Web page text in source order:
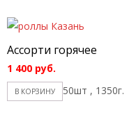
Ассорти горячее
1 400 руб.
В КОРЗИНУ 50шт , 1350г.